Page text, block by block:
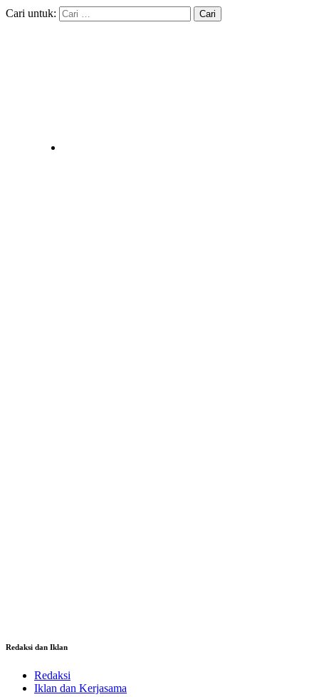
Cari untuk:
Redaksi dan Iklan
Redaksi
Iklan dan Kerjasama